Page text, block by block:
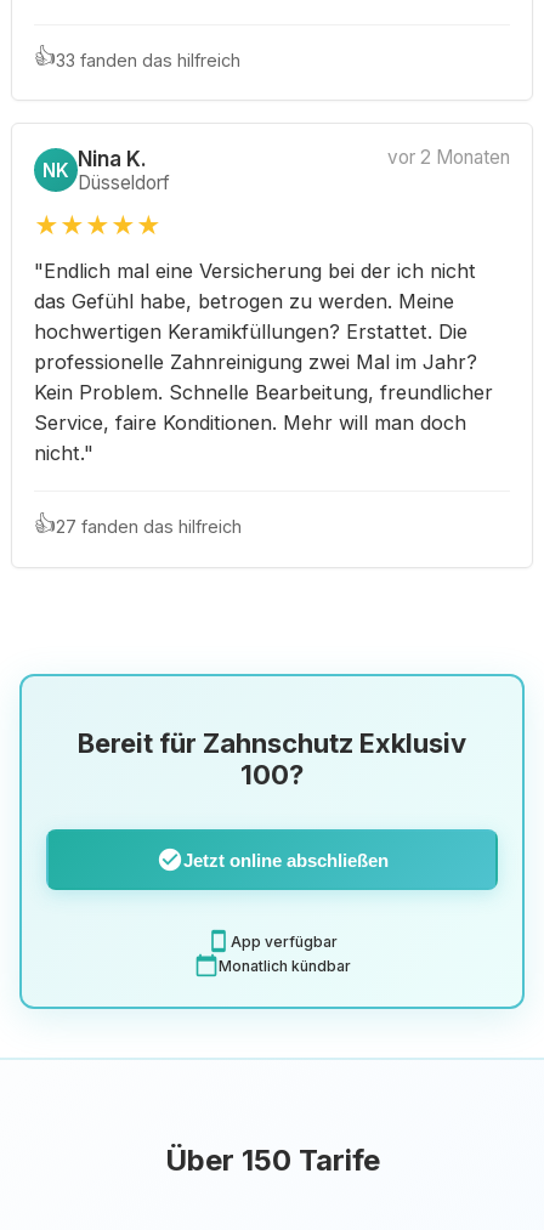
👍33 fanden das hilfreich
NK Nina K.
Düsseldorf
vor 2 Monaten
★★★★★
"Endlich mal eine Versicherung bei der ich nicht
das Gefühl habe, betrogen zu werden. Meine
hochwertigen Keramikfüllungen? Erstattet. Die
professionelle Zahnreinigung zwei Mal im Jahr?
Kein Problem. Schnelle Bearbeitung, freundlicher
Service, faire Konditionen. Mehr will man doch
nicht."
👍27 fanden das hilfreich
Bereit für Zahnschutz Exklusiv
100?
check_circleJetzt online abschließen
smartphone App verfügbar
calendar_todayMonatlich kündbar
Über 150 Tarife